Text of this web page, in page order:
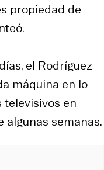
propiedad de
el Rodríguez
máquina en lo
televisivos en
algunas semanas.